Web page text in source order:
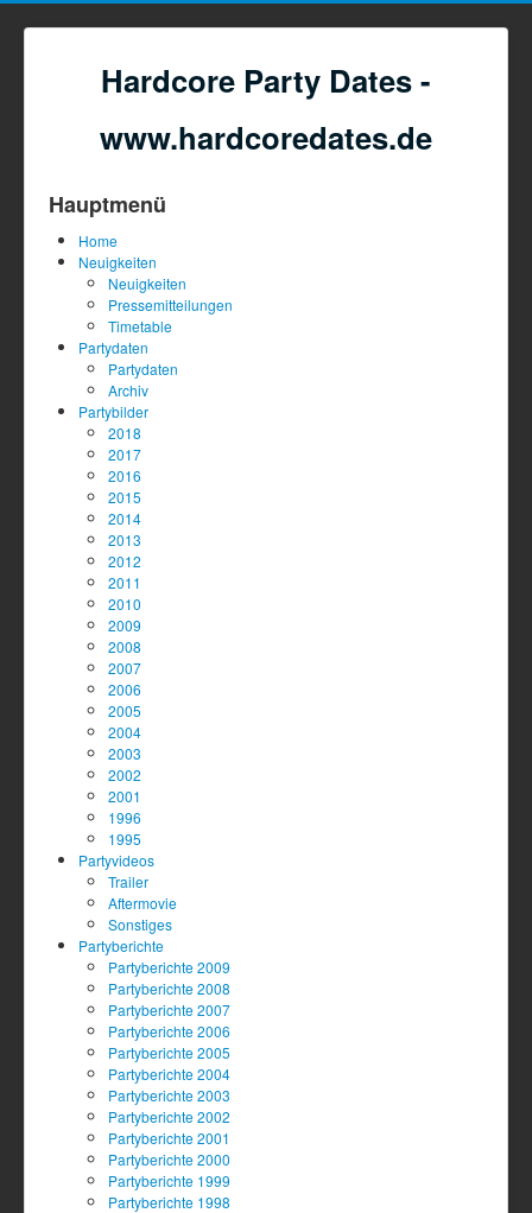
Hardcore Party Dates -
www.hardcoredates.de
Hauptmenü
Home
Neuigkeiten
Neuigkeiten
Pressemitteilungen
Timetable
Partydaten
Partydaten
Archiv
Partybilder
2018
2017
2016
2015
2014
2013
2012
2011
2010
2009
2008
2007
2006
2005
2004
2003
2002
2001
1996
1995
Partyvideos
Trailer
Aftermovie
Sonstiges
Partyberichte
Partyberichte 2009
Partyberichte 2008
Partyberichte 2007
Partyberichte 2006
Partyberichte 2005
Partyberichte 2004
Partyberichte 2003
Partyberichte 2002
Partyberichte 2001
Partyberichte 2000
Partyberichte 1999
Partyberichte 1998